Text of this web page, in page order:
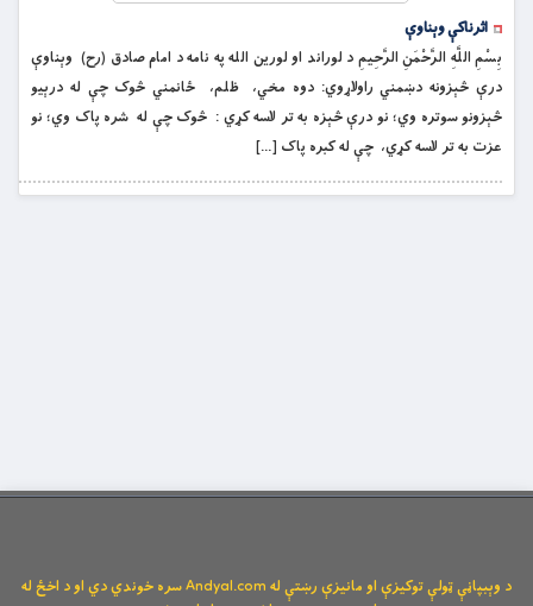
اثرناکې وېناوې
بِسْمِ اللَّهِ الرَّحْمَنِ الرَّحِيمِ د لوراند او لورین الله په نامه د امام صادق (رح) وېناوې
درې څېزونه دښمني راولاړوي: دوه مخي، ظلم، ځانمني څوک چې له درېیو
څېزونو سوتره وي؛ نو درې څېزه به تر لاسه کړي : څوک چې له شره پاک وي؛ نو
عزت به تر لاسه کړي، چې له کبره پاک […]
د وېبپاڼې ټولې توکیزې او مانیزې رښتې له Andyal.com سره خوندي دي او د اخځ له